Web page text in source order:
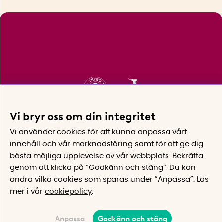
Vi bryr oss om din integritet
Vi använder cookies för att kunna anpassa vårt
innehåll och vår marknadsföring samt för att ge dig
bästa möjliga upplevelse av vår webbplats.
Bekräfta
genom att klicka på “Godkänn och stäng”. Du kan
ändra vilka cookies som sparas under ”Anpassa”.
Läs
mer i vår cookiepolicy
Anpassa Godkänn och stäng